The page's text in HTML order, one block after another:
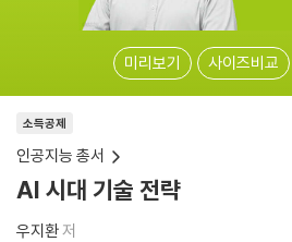
미리보기 사이즈비교
소득공제
인공지능 총서
AI 시대 기술 전략
우지환저